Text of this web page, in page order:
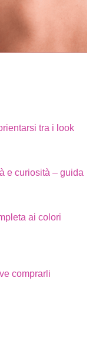
tra i look
e curiosità – guida
ai colori
comprarli